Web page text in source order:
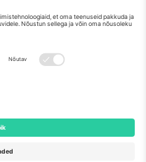
jaoks vaata konkreetse